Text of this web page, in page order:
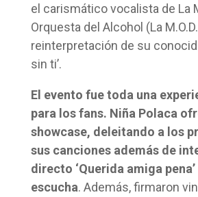
el carismático vocalista de La
Orquesta del Alcohol (La
reinterpretación de su
sin ti’.
El evento fue toda una
para los fans. Niña Polaca
showcase, deleitando a los
sus canciones además de
directo ‘Querida amiga
escucha. Además, firmaron